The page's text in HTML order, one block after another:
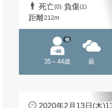
死亡(0) 負傷(1)
距離212m
35～44歳
他
曇
2020年2月13日(木